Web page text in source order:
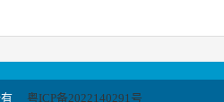
有 粤ICP备2022140291号